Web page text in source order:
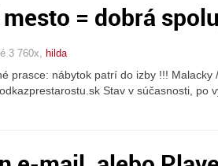
= dobrá
3 760x, hilda
prasce: nábytok patrí do izby !!! Malacky
Stav v súčasnosti, po